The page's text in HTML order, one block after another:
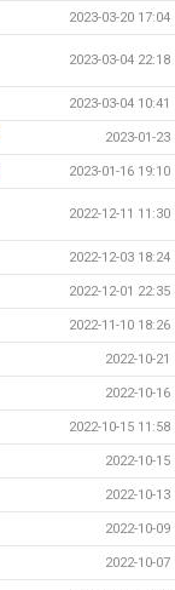
2023-03-20 17:04
2023-03-04 22:18
2023-03-04 10:41
2023-01-23
2023-01-16 19:10
2022-12-11 11:30
2022-12-03 18:24
2022-12-01 22:35
2022-11-10 18:26
2022-10-21
2022-10-16
2022-10-15 11:58
2022-10-15
2022-10-13
2022-10-09
2022-10-07